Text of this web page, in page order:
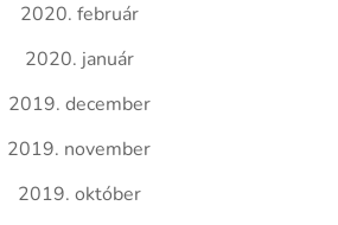
2020. február
2020. január
2019. december
2019. november
2019. október